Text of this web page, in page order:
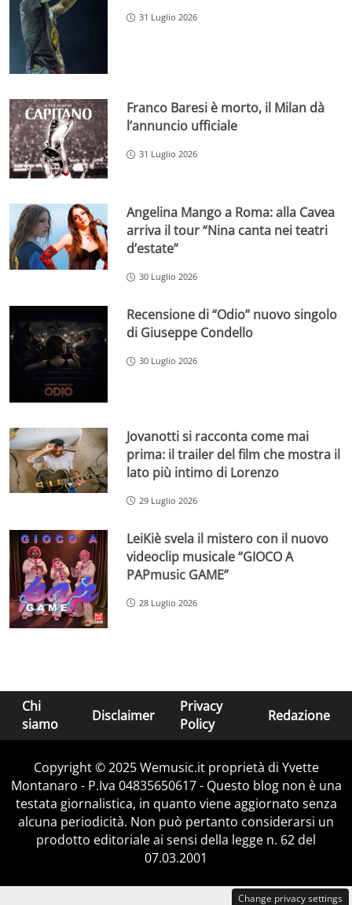
31 Luglio 2026
Franco Baresi è morto, il Milan dà
l’annuncio ufficiale
31 Luglio 2026
Angelina Mango a Roma: alla Cavea
arriva il tour “Nina canta nei teatri
d’estate”
30 Luglio 2026
Recensione di “Odio” nuovo singolo
di Giuseppe Condello
30 Luglio 2026
Jovanotti si racconta come mai
prima: il trailer del film che mostra il
lato più intimo di Lorenzo
29 Luglio 2026
LeiKiè svela il mistero con il nuovo
videoclip musicale “GIOCO A
PAPmusic GAME”
28 Luglio 2026
Chi
siamo
Disclaimer
Privacy
Policy
Redazione
Copyright © 2025 Wemusic.it proprietà di Yvette
Montanaro - P.Iva 04835650617 - Questo blog non è una
testata giornalistica, in quanto viene aggiornato senza
alcuna periodicità. Non può pertanto considerarsi un
prodotto editoriale ai sensi della legge n. 62 del
07.03.2001
Change privacy settings